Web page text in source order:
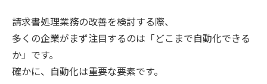
請求書処理業務の改善を検討する際、
多くの企業がまず注目するのは「どこまで自動化できる
か」です。
確かに、自動化は重要な要素です。